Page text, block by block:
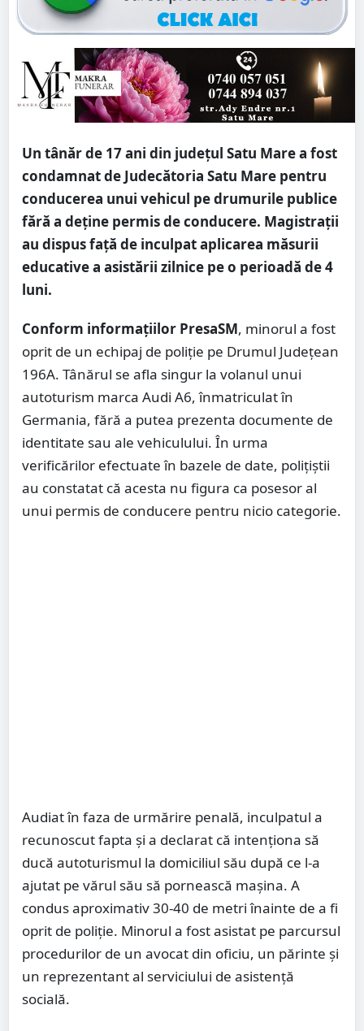
Un tânăr de 17 ani din județul Satu Mare a fost
condamnat de Judecătoria Satu Mare pentru
conducerea unui vehicul pe drumurile publice
fără a deține permis de conducere. Magistrații
au dispus față de inculpat aplicarea măsurii
educative a asistării zilnice pe o perioadă de 4
luni.
Conform informațiilor PresaSM, minorul a fost
oprit de un echipaj de poliție pe Drumul Județean
196A. Tânărul se afla singur la volanul unui
autoturism marca Audi A6, înmatriculat în
Germania, fără a putea prezenta documente de
identitate sau ale vehiculului. În urma
verificărilor efectuate în bazele de date, polițiștii
au constatat că acesta nu figura ca posesor al
unui permis de conducere pentru nicio categorie.
Audiat în faza de urmărire penală, inculpatul a
recunoscut fapta și a declarat că intenționa să
ducă autoturismul la domiciliul său după ce l-a
ajutat pe vărul său să pornească mașina. A
condus aproximativ 30-40 de metri înainte de a fi
oprit de poliție. Minorul a fost asistat pe parcursul
procedurilor de un avocat din oficiu, un părinte și
un reprezentant al serviciului de asistență
socială.